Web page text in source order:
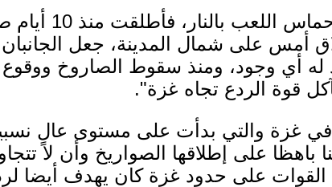
وتقول "بطريقة
أمس على شمال المدينة، جعل الجانبان
له أي وجود، ومنذ سقوط الصاروخ
قوة الردع تجاه غزة".
غزة والتي بدأت على مستوى عالٍ
باهظا على إطلاقها الصواريخ وأن لا
القوات على حدود غزة كان يهدف أيضا